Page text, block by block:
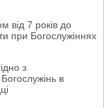
від 7 років до
при Богослужіннях
з
в